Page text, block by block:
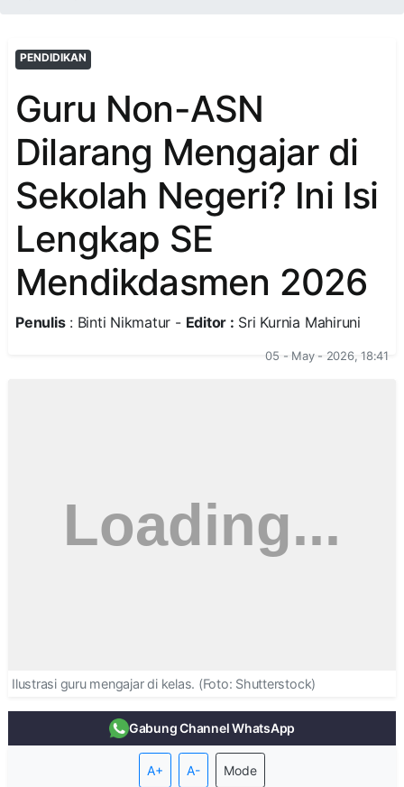
PENDIDIKAN
Guru Non-ASN
Dilarang Mengajar di
Sekolah Negeri? Ini Isi
Lengkap SE
Mendikdasmen 2026
Penulis: Binti Nikmatur - Editor : Sri Kurnia Mahiruni
05 - May - 2026, 18:41
Ilustrasi guru mengajar di kelas. (Foto: Shutterstock)
Gabung Channel WhatsApp
A+ A- Mode